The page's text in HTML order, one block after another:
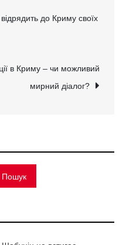
до Криму своїх
в Криму – чи можливий
мирний діалог?
Пошук